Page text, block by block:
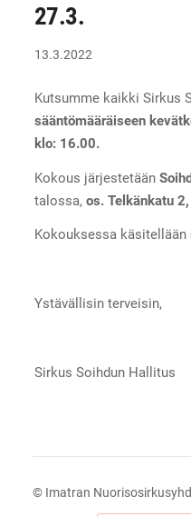
27.3.
13.3.2022
Kutsumme kaikki Sirkus
sääntömääräiseen
klo: 16.00.
Kokous järjestetään
talossa, os. Telkänkatu
Kokouksessa käsitellään
Ystävällisin terveisin,
Sirkus Soihdun Hallitus
© Imatran